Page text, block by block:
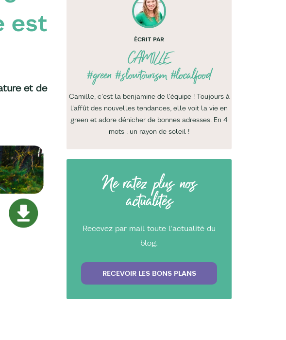
est
et de
ÉCRIT PAR
CAMILLE
#green #slowtourism #localfood
Camille, c'est la benjamine de l'équipe ! Toujours à
l'affût des nouvelles tendances, elle voit la vie en
green et adore dénicher de bonnes adresses. En 4
mots : un rayon de soleil !
Ne ratez plus nos
actualités
Recevez par mail toute l'actualité du
blog.
RECEVOIR LES BONS PLANS